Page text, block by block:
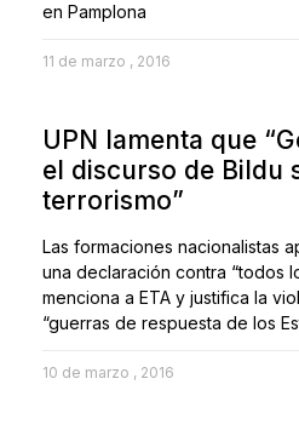
en Pamplona
11 de marzo , 2016
UPN lamenta que
el discurso de Bildu
terrorismo”
Las formaciones nacionalistas
una declaración contra “todos
menciona a ETA y justifica la
“guerras de respuesta de los
10 de marzo , 2016